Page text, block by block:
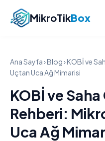
MikroTikBox
Ana Sayfa›Blog› KOBİ ve
Uçtan Uca Ağ Mimarisi
KOBİ ve
Rehberi:
Uca Ağ